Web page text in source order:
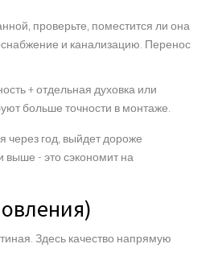
проверьте, поместится ли она
и канализацию. Перенос
+ отдельная духовка или
больше точности в монтаже.
через год, выйдет дороже
выше - это сэкономит на
Здесь качество напрямую